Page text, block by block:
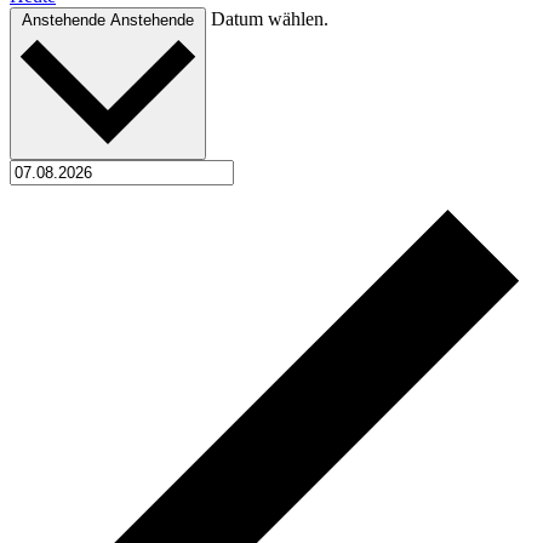
Anstehende Anstehende Datum wählen.